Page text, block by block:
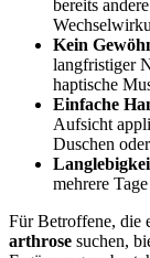
bereits
Kein
langfristiger
haptische
Einfache
Aufsicht
Duschen
mehrere
Für Betroffene, die
arthrose suchen,